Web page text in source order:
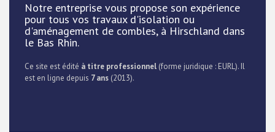
Notre entreprise vous propose son expérience
pour tous vos travaux d'isolation ou
d'aménagement de combles, à Hirschland dans
le Bas Rhin.
Ce site est édité à titre professionnel (forme juridique : EURL). Il
est en ligne depuis 7 ans (2013).